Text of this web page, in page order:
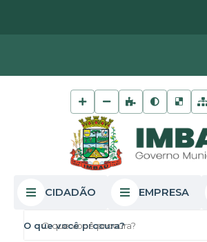
O que você procura?
CIDADÃO EMPRESA